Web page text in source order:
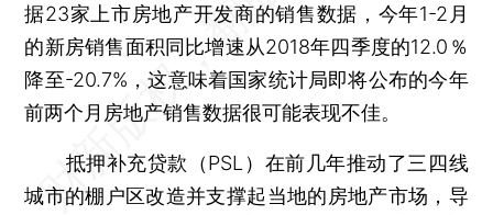
据23家上市房地产开发商的销售数据，今年1-2月
的新房销售面积同比增速从2018年四季度的12.0％
降至-20.7%，这意味着国家统计局即将公布的今年
前两个月房地产销售数据很可能表现不佳。
抵押补充贷款（PSL）在前几年推动了三四线
城市的棚户区改造并支撑起当地的房地产市场，导